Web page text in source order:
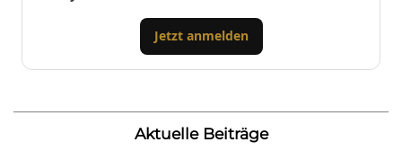
Jetzt anmelden
Aktuelle Beiträge